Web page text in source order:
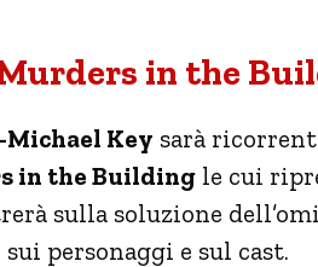
in the
Michael Key sarà
in the Building le cui
sulla soluzione
personaggi e sul cast.